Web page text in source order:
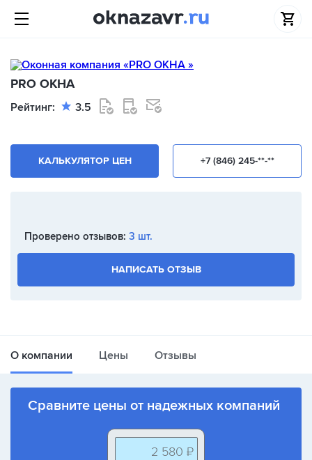
PRO ОКНА
Рейтинг: 3.5
+7 (846) 245-**-**
КАЛЬКУЛЯТОР ЦЕН
Проверено отзывов: 3 шт.
НАПИСАТЬ ОТЗЫВ
О компании Цены Отзывы
Сравните цены от надежных компаний
2 580 ₽